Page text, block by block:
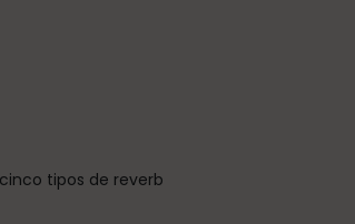
tipos de reverb